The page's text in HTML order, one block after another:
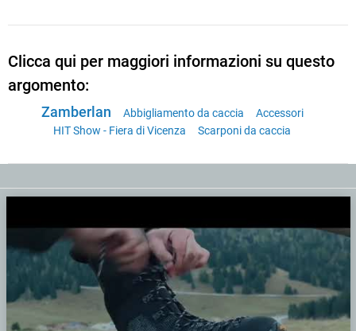
Clicca qui per maggiori informazioni su questo
argomento:
Zamberlan Abbigliamento da caccia
Accessori
HIT Show - Fiera di Vicenza
Scarponi da caccia